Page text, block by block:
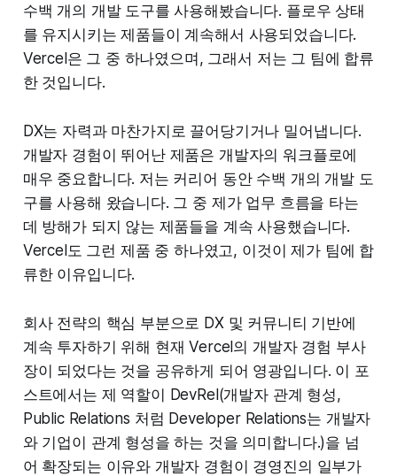
수백 개의 개발 도구를 사용해봤습니다. 플로우 상태
를 유지시키는 제품들이 계속해서 사용되었습니다.
Vercel은 그 중 하나였으며, 그래서 저는 그 팀에 합류
한 것입니다.
DX는 자력과 마찬가지로 끌어당기거나 밀어냅니다.
개발자 경험이 뛰어난 제품은 개발자의 워크플로에
매우 중요합니다. 저는 커리어 동안 수백 개의 개발 도
구를 사용해 왔습니다. 그 중 제가 업무 흐름을 타는
데 방해가 되지 않는 제품들을 계속 사용했습니다.
Vercel도 그런 제품 중 하나였고, 이것이 제가 팀에 합
류한 이유입니다.
회사 전략의 핵심 부분으로 DX 및 커뮤니티 기반에
계속 투자하기 위해 현재 Vercel의 개발자 경험 부사
장이 되었다는 것을 공유하게 되어 영광입니다. 이 포
스트에서는 제 역할이 DevRel(개발자 관계 형성,
Public Relations 처럼 Developer Relations는 개발자
와 기업이 관계 형성을 하는 것을 의미합니다.)을 넘
어 확장되는 이유와 개발자 경험이 경영진의 일부가